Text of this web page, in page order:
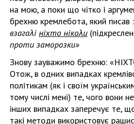
на мою, а поки що чітко і
брехню кремлебота, який писав :
взагаλі ніхто нікоλи
проти заморозки»
Знову зауважимо брехню:
Отож, в одних випадках
політикам (як і своїм
тому числі мені) те, чого вони
інших випадках заперечує те,
такі методи використовує